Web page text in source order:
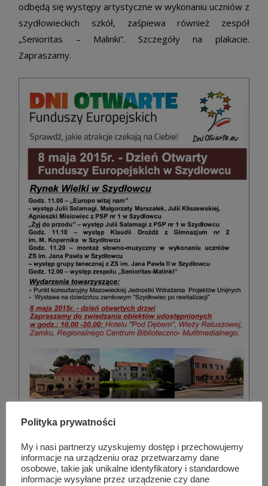
odbędą się występy artystyczne w wykonaniu uczniów z
szydłowieckich szkół, zaśpiewa również zespół
„Senioritas – Malinki”. Szczegóły na plakacie.
Zapraszamy.
Podobne wpisy
Polityka prywatności
My i nasi partnerzy uzyskujemy dostęp i przechowujemy
informacje na urządzeniu oraz przetwarzamy dane
osobowe, takie jak unikalne identyfikatory i standardowe
informacje wysyłane przez urządzenie czy dane